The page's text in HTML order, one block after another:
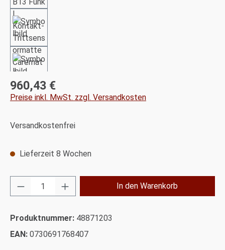
Regulärer Preis:
960,43 €
Preise inkl. MwSt. zzgl. Versandkosten
Versandkostenfrei
Lieferzeit 8 Wochen
Produkt Anzahl: Gib den gewünschten
In den Warenkorb
Produktnummer: 48871203
EAN: 0730691768407